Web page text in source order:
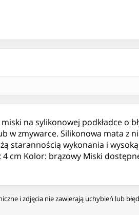
na sylikonowej podkładce o
w zmywarce. Silikonowa mata z
wykonania i
cm Kolor: brązowy Miski
i zdjęcia nie zawierają uchybień lub